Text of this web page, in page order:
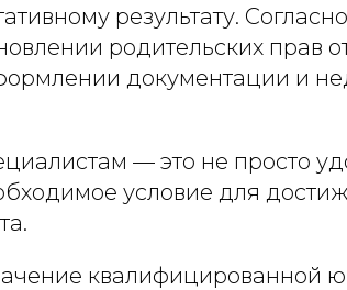
результату.
родительских прав
документации и
— это не просто
условие для
квалифицированной